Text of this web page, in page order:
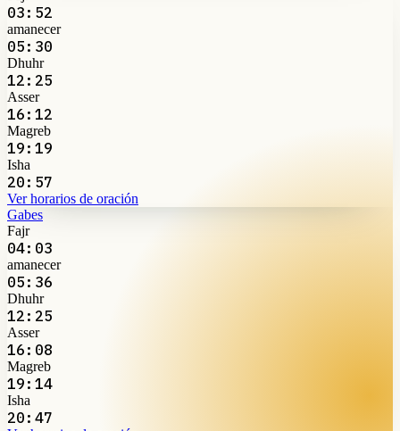
03:52
amanecer
05:30
Dhuhr
12:25
Asser
16:12
Magreb
19:19
Isha
20:57
Ver horarios de oración
Gabes
Fajr
04:03
amanecer
05:36
Dhuhr
12:25
Asser
16:08
Magreb
19:14
Isha
20:47